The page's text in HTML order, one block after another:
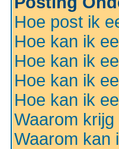
Hoe post ik
Hoe kan ik
Hoe kan ik
Hoe kan ik
Hoe kan ik
Waarom
Waarom kan